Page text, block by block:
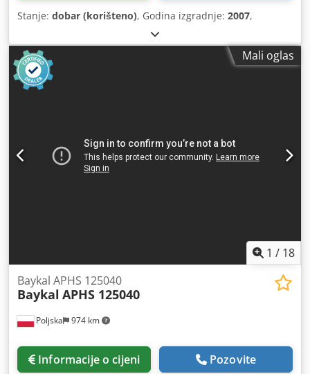
Stanje: dobar (korišteno), Godina izgradnje: 2007,
Mali oglas
1 / 18
Poljska 974 km
Baykal APHS 125040
Baykal APHS 125040
Informacije o cijeni Pozovite